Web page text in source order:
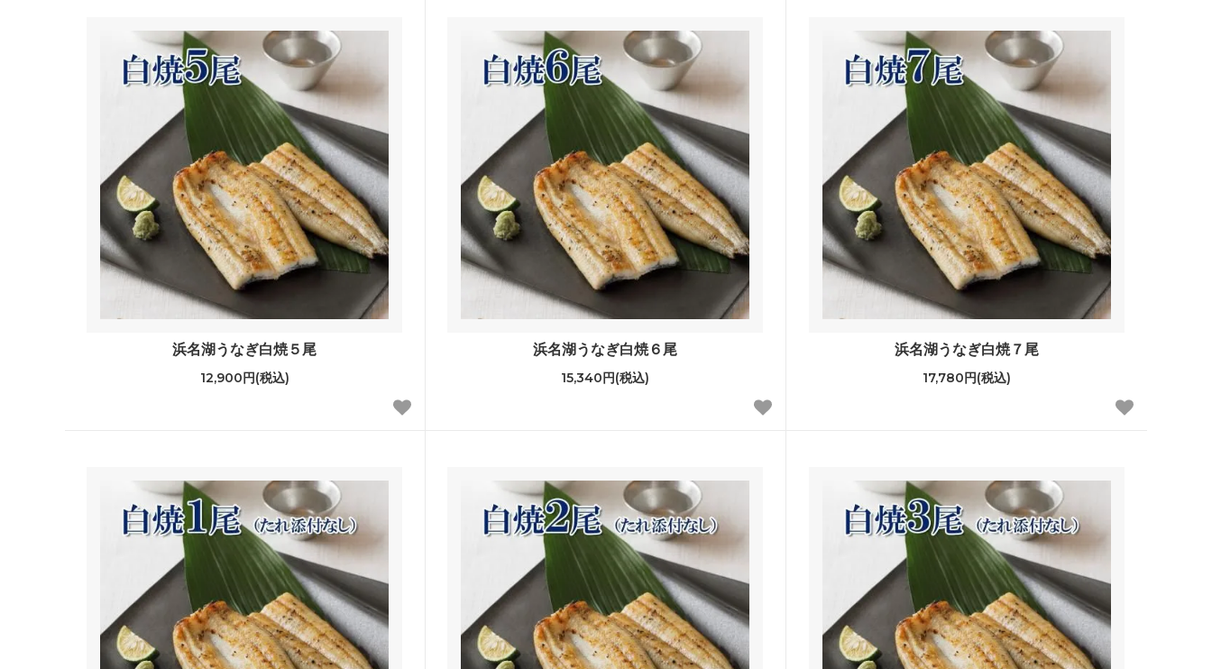
浜名湖うなぎ白焼５尾
12,900円(税込)
浜名湖うなぎ白焼６尾
15,340円(税込)
浜名湖うなぎ白焼７尾
17,780円(税込)